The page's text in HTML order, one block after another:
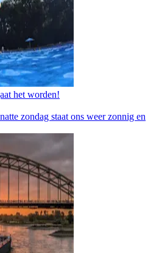
het worden!
zondag staat ons weer zonnig en